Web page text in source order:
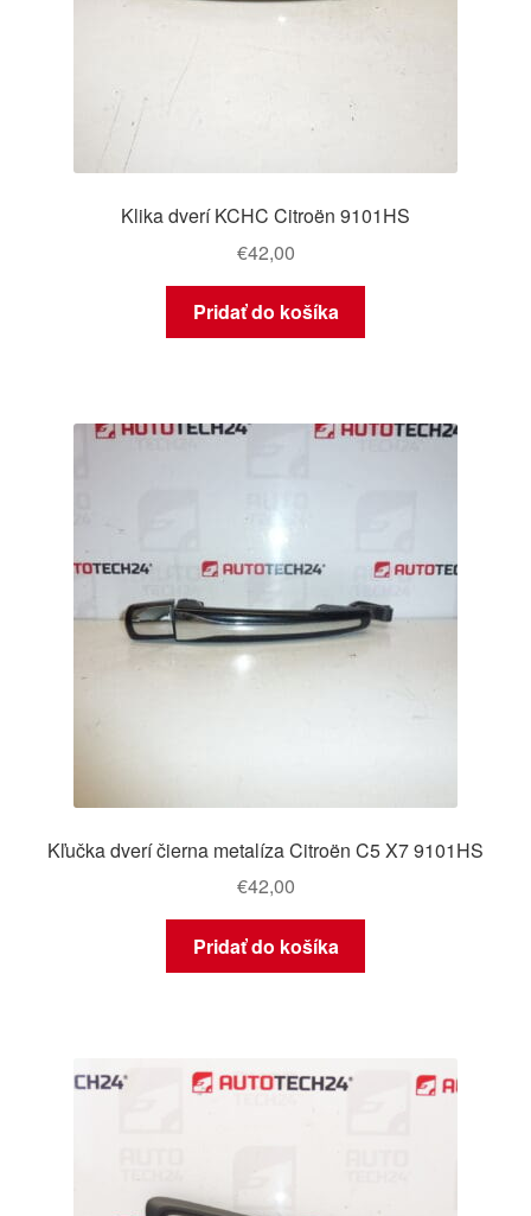
Klika dverí KCHC Citroën 9101HS
€42,00
Pridať do košíka
Kľučka dverí čierna metalíza Citroën C5 X7 9101HS
€42,00
Pridať do košíka